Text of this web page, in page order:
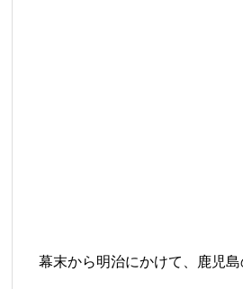
幕末から明治にかけて、鹿児